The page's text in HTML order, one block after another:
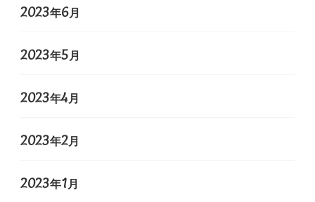
2023年6月
2023年5月
2023年4月
2023年2月
2023年1月